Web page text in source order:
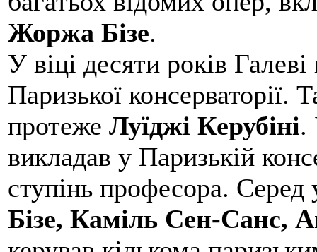
Жоржа Бізе.
У віці десяти років
Паризької консерваторії.
протеже Луїджі Керубіні.
викладав у Паризькій
ступінь професора. Серед
Бізе, Каміль Сен-Санс,